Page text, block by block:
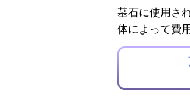
墓石に使用さ
体によって費